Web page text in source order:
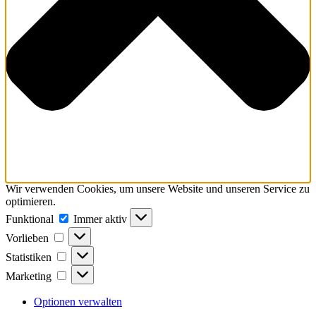
Wir verwenden Cookies, um unsere Website und unseren Service zu
optimieren.
Funktional
Funktional
Immer aktiv
Vorlieben
Vorlieben
Statistiken Statistiken
Marketing Marketing
Optionen verwalten